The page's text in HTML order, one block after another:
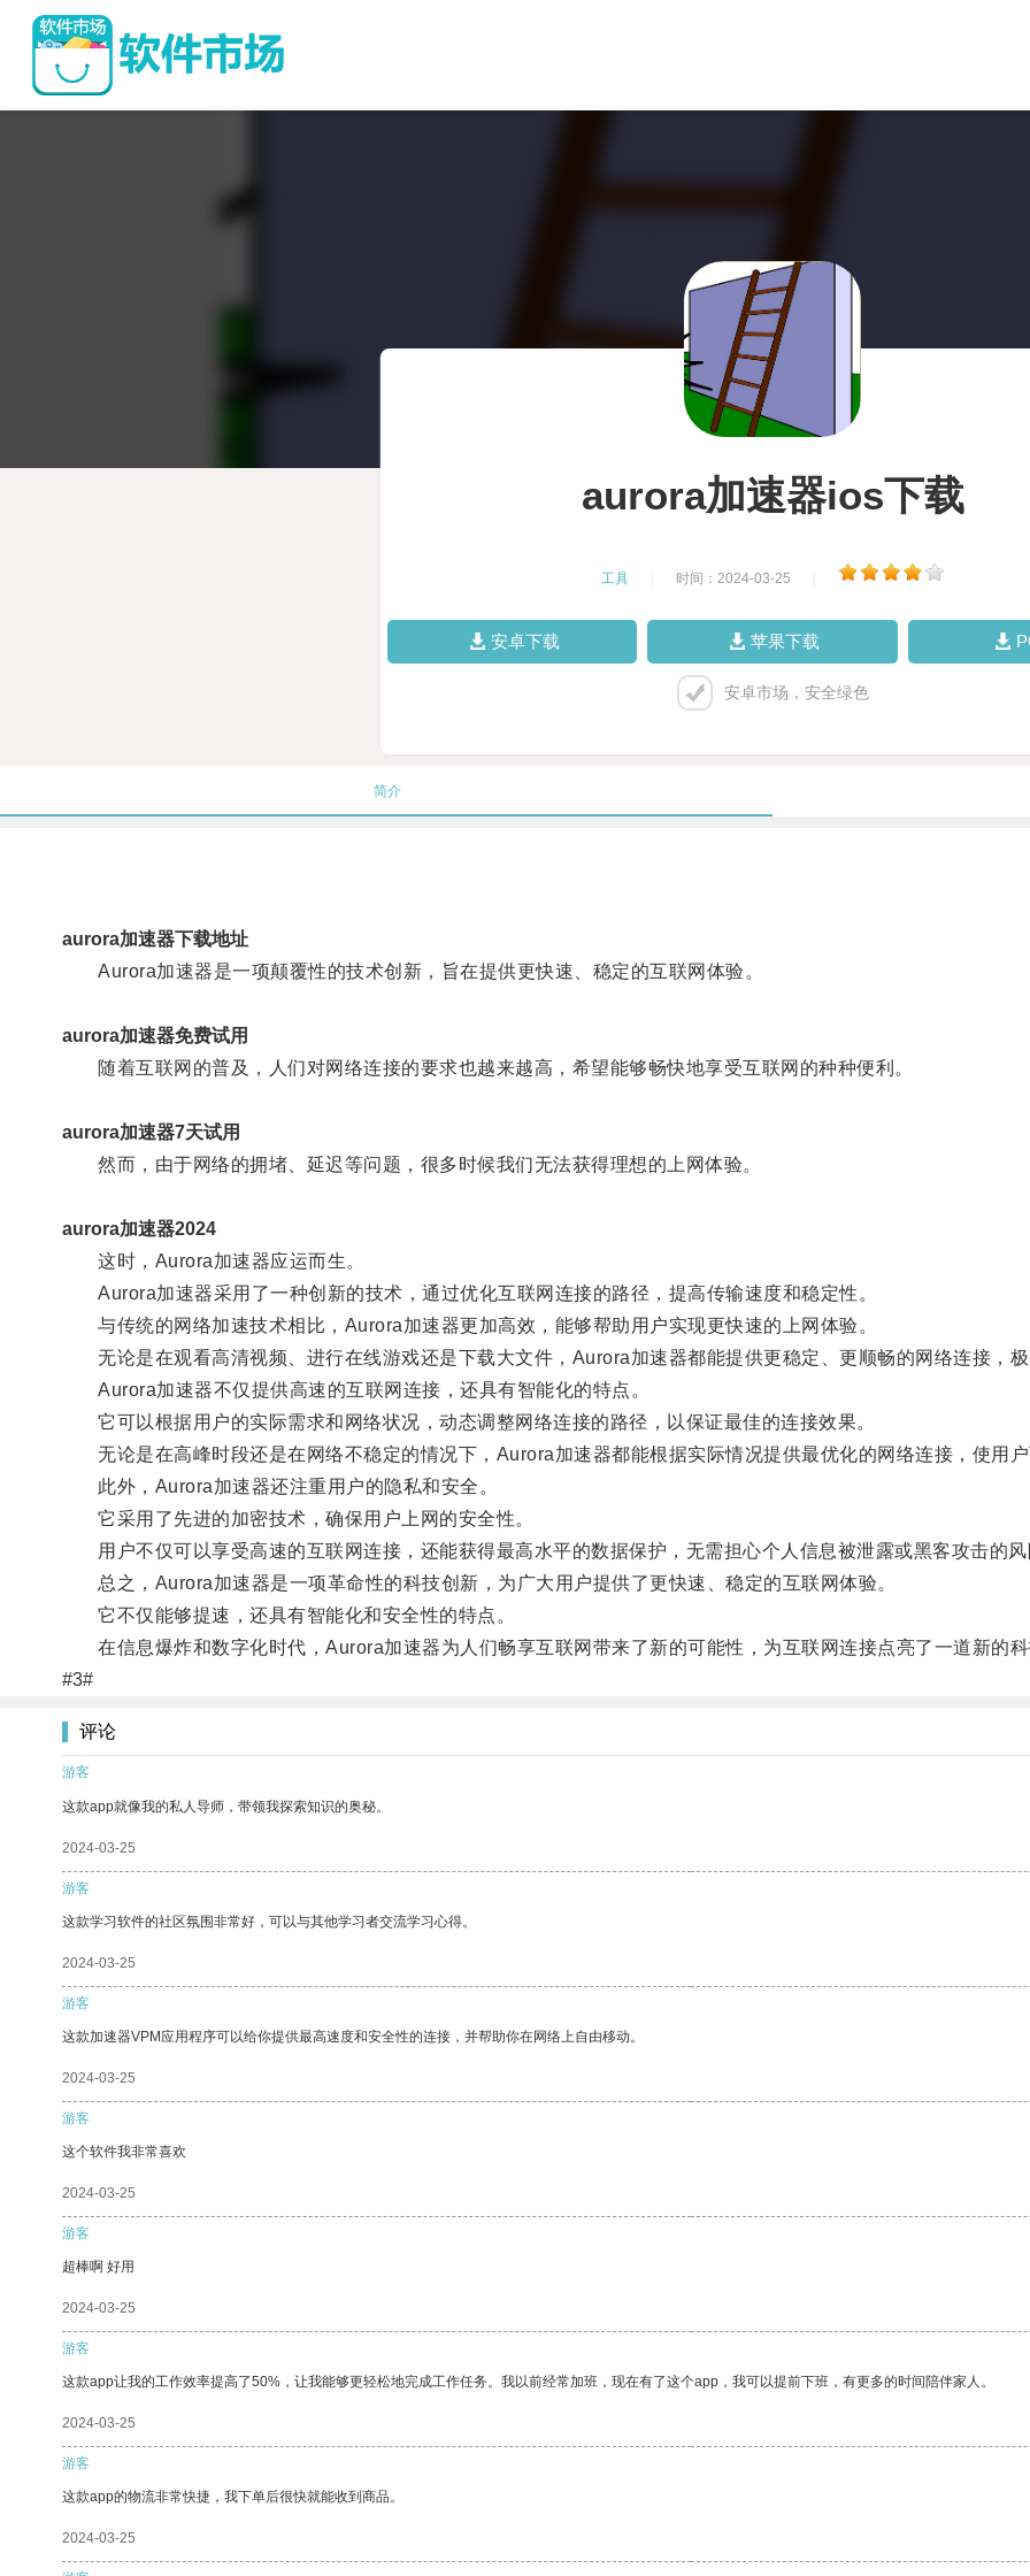
aurora加速器ios下载
工具 时间：2024-03-25
安卓下载 苹果下载
安卓市场，安全绿色
简介
aurora加速器下载地址
Aurora加速器是一项颠覆性的技术创新，旨在提供更快速、稳定的互联网体验。
aurora加速器免费试用
随着互联网的普及，人们对网络连接的要求也越来越高，希望能够畅快地享受互联网的种种便利。
aurora加速器7天试用
然而，由于网络的拥堵、延迟等问题，很多时候我们无法获得理想的上网体验。
aurora加速器2024
这时，Aurora加速器应运而生。
Aurora加速器采用了一种创新的技术，通过优化互联网连接的路径，提高传输速度和稳定性。
与传统的网络加速技术相比，Aurora加速器更加高效，能够帮助用户实现更快速的上网体验。
无论是在观看高清视频、进行在线游戏还是下载大文件，Aurora加速器都能提供更稳定、更顺畅的网络连接，极
Aurora加速器不仅提供高速的互联网连接，还具有智能化的特点。
它可以根据用户的实际需求和网络状况，动态调整网络连接的路径，以保证最佳的连接效果。
无论是在高峰时段还是在网络不稳定的情况下，Aurora加速器都能根据实际情况提供最优化的网络连接，使用户
此外，Aurora加速器还注重用户的隐私和安全。
它采用了先进的加密技术，确保用户上网的安全性。
用户不仅可以享受高速的互联网连接，还能获得最高水平的数据保护，无需担心个人信息被泄露或黑客攻击的风
总之，Aurora加速器是一项革命性的科技创新，为广大用户提供了更快速、稳定的互联网体验。
它不仅能够提速，还具有智能化和安全性的特点。
在信息爆炸和数字化时代，Aurora加速器为人们畅享互联网带来了新的可能性，为互联网连接点亮了一道新的科
#3#
评论
游客
这款app就像我的私人导师，带领我探索知识的奥秘。
2024-03-25
游客
这款学习软件的社区氛围非常好，可以与其他学习者交流学习心得。
2024-03-25
游客
这款加速器VPM应用程序可以给你提供最高速度和安全性的连接，并帮助你在网络上自由移动。
2024-03-25
游客
这个软件我非常喜欢
2024-03-25
游客
超棒啊 好用
2024-03-25
游客
这款app让我的工作效率提高了50%，让我能够更轻松地完成工作任务。我以前经常加班，现在有了这个app，我可以提前下班，有更多的时间陪伴家人。
2024-03-25
游客
这款app的物流非常快捷，我下单后很快就能收到商品。
2024-03-25